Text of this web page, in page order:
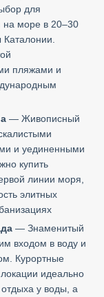
для
на море в 20–30
пляжами и
— Живописный
и уединенными
купить
линии моря,
элитных
— Знаменитый
входом в воду и
Курортные
идеально
у воды, а